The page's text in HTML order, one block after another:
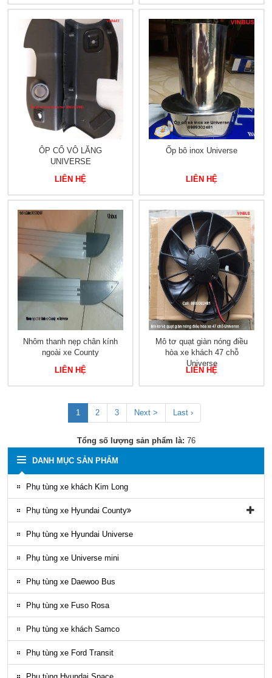
ÔP CỔ VÔ LĂNG
UNIVERSE
LIÊN HỆ
Ốp bô inox Universe
LIÊN HỆ
Nhôm thanh nẹp chân kính
ngoài xe County
LIÊN HỆ
Mô tơ quạt giàn nóng điều
hòa xe khách 47 chỗ
Universe
LIÊN HỆ
1 2 3 Next > Last ›
Tổng số lượng sản phẩm là: 76
DANH MỤC SẢN PHẨM
Phụ tùng xe khách Kim Long
Phụ tùng xe Hyundai County
Phụ tùng vỏ xe County
Phụ kiện ghế county
Gioăng County
Phụ tùng gầm máy County
Ốp nhựa ngoại thất County
ĐÈN LED COUNTY
Phụ tùng xe Hyundai Universe
Phụ tùng xe Universe mini
Phụ tùng xe Daewoo Bus
Phụ tùng xe Fuso Rosa
Phụ tùng xe khách Samco
Phụ tùng xe Ford Transit